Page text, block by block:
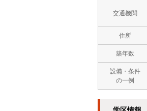
交通機関
住所
築年数
設備・条件
の一例